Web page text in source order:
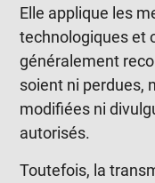
Elle applique les
technologiques et
généralement
soient ni perdues,
modifiées ni
autorisés.
Toutefois, la